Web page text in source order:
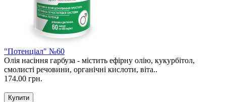
"Потенціал" №60
Олія насіння гарбуза - містить ефірну олію, кукурбітол,
смолисті речовини, органічні кислоти, віта..
174.00 грн.